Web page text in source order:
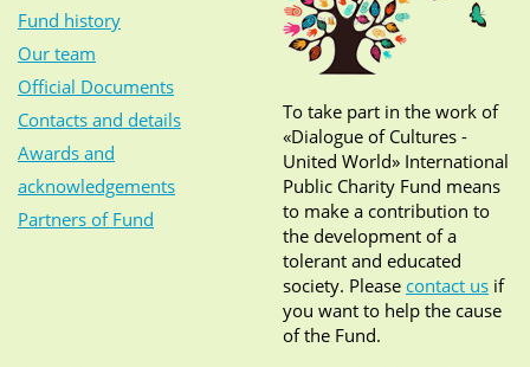
Fund history
Our team
Official Documents
Contacts and details
Awards and
acknowledgements
Partners of Fund
To take part in the work of
«Dialogue of Cultures -
United World» International
Public Charity Fund means
to make a contribution to
the development of a
tolerant and educated
society. Please contact us if
you want to help the cause
of the Fund.